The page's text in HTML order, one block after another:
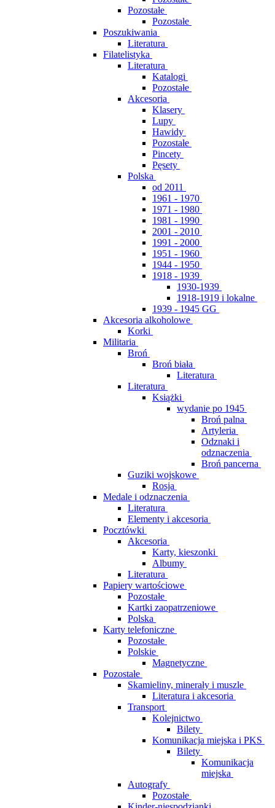
Pozostałe
Pozostałe
Poszukiwania
Literatura
Filatelistyka
Literatura
Katalogi
Pozostałe
Akcesoria
Klasery
Lupy
Hawidy
Pozostałe
Pincety
Pęsety
Polska
od 2011
1961 - 1970
1971 - 1980
1981 - 1990
2001 - 2010
1991 - 2000
1951 - 1960
1944 - 1950
1918 - 1939
1930-1939
1918-1919 i lokalne
1939 - 1945 GG
Akcesoria alkoholowe
Korki
Militaria
Broń
Broń biała
Literatura
Literatura
Książki
wydanie po 1945
Broń palna
Artyleria
Odznaki i
odznaczenia
Broń pancerna
Guziki wojskowe
Rosja
Medale i odznaczenia
Literatura
Elementy i akcesoria
Pocztówki
Akcesoria
Karty, kieszonki
Albumy
Literatura
Papiery wartościowe
Pozostałe
Kartki zaopatrzeniowe
Polska
Karty telefoniczne
Pozostałe
Polskie
Magnetyczne
Pozostałe
Skamieliny, minerały i muszle
Literatura i akcesoria
Transport
Kolejnictwo
Bilety
Komunikacja miejska i PKS
Bilety
Komunikacja
miejska
Autografy
Pozostałe